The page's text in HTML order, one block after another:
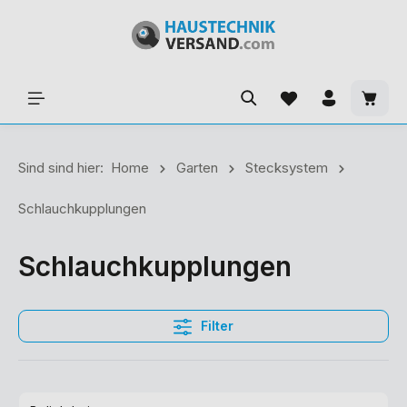
Sind sind hier: Home Garten Stecksystem
Schlauchkupplungen
Schlauchkupplungen
Filter